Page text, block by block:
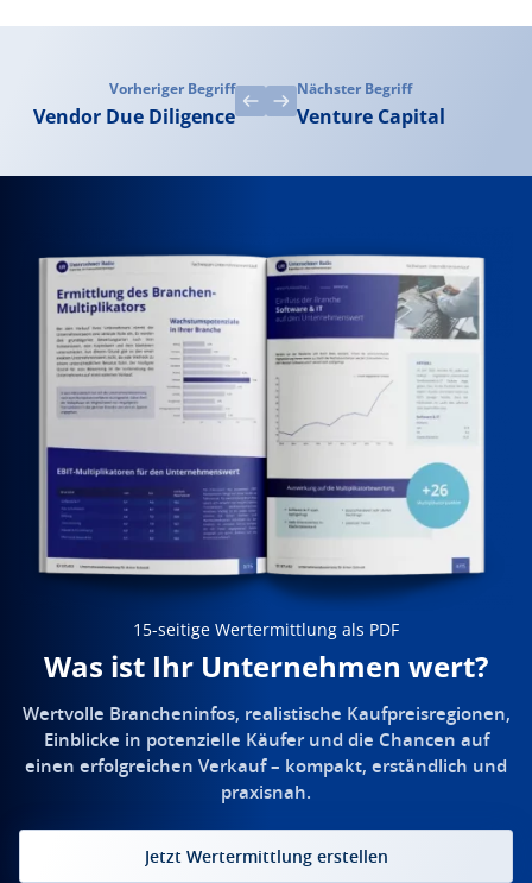
Vorheriger Begriff
Vendor Due Diligence
Nächster Begriff
Venture Capital
15-seitige Wertermittlung als PDF
Was ist Ihr Unternehmen wert?
Wertvolle Brancheninfos, realistische Kaufpreisregionen,
Einblicke in potenzielle Käufer und die Chancen auf
einen erfolgreichen Verkauf – kompakt, erständlich und
praxisnah.
Jetzt Wertermittlung erstellen